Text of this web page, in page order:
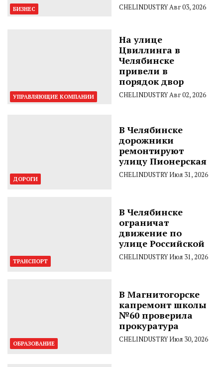
БИЗНЕС CHELINDUSTRYАвг 03, 2026
УПРАВЛЯЮЩИЕ КОМПАНИИ
На улице
Цвиллинга в
Челябинске
привели в
порядок двор
CHELINDUSTRYАвг 02, 2026
ДОРОГИ
В Челябинске
дорожники
ремонтируют
улицу Пионерская
CHELINDUSTRYИюл 31, 2026
ТРАНСПОРТ
В Челябинске
ограничат
движение по
улице Российской
CHELINDUSTRYИюл 31, 2026
ОБРАЗОВАНИЕ
В Магнитогорске
капремонт школы
№60 проверила
прокуратура
CHELINDUSTRYИюл 30, 2026